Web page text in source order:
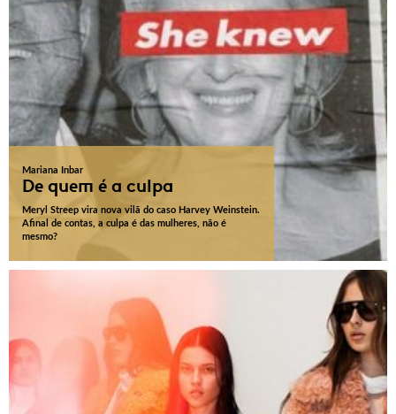
Mariana Inbar
De quem é a culpa
Meryl Streep vira nova vilã do caso Harvey Weinstein.
Afinal de contas, a culpa é das mulheres, não é
mesmo?